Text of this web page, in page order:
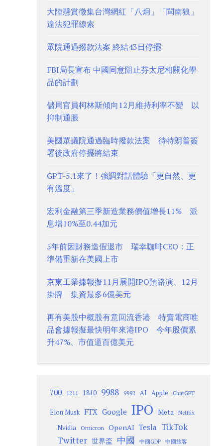
大陸懸賞徵集台灣網紅「八炯」「閩南狼」
違法犯罪線索
眾院通過撥款法案 終結43日停擺
FBI局長宣布 中國同意阻止芬太尼相關化學
品的計劃
儲局官員柯林斯傾向12月維持利率不變 以
抑制通脹
美國眾議院通過臨時撥款法案 待特朗普簽
署後政府停擺將結束
GPT-5.1來了！強調對話體驗「更自然、更
有溫度」
宏利金融第三季新造業務價值增長11% 派
息增10%至0.44加元
5年前因財務造假退市 瑞幸咖啡CEO：正
準備重新在美國上市
京東工業據報擬11月展開IPO預路演、12月
掛牌 集資最多6億美元
再有美股中概股有意回流香港 特賣電商唯
品會據報擬最快明年來港IPO 今年股價累
升47%、市值逼百億美元
700 1211 1810 9988 9992 AI Apple ChatGPT
Elon Musk FTX Google IPO Meta Netflix
Nvidia Omicron OpenAI Tesla TikTok
Twitter 世界盃 中國 中國GDP 中國旅客